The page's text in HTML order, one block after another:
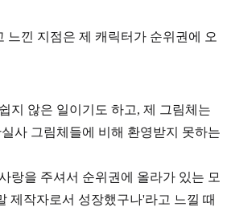
느낀 지점은 제 캐릭터가 순위권에 오
지 않은 일이기도 하고, 제 그림체는
사 그림체들에 비해 환영받지 못하는
랑을 주셔서 순위권에 올라가 있는 모
제작자로서 성장했구나'라고 느낄 때